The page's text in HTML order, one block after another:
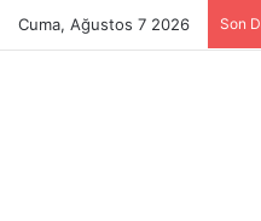
Cuma, Ağustos 7 2026 Son